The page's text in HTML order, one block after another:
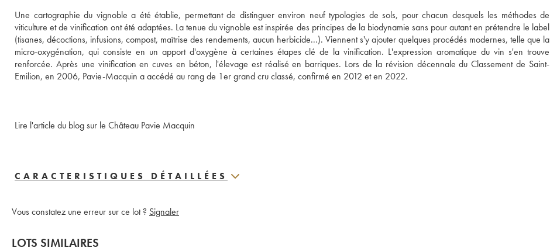
Une cartographie du vignoble a été établie, permettant de distinguer environ neuf typologies de sols, pour chacun desquels les méthodes de
viticulture et de vinification ont été adaptées. La tenue du vignoble est inspirée des principes de la biodynamie sans pour autant en prétendre le label
(tisanes, décoctions, infusions, compost, maîtrise des rendements, aucun herbicide...). Viennent s'y ajouter quelques procédés modernes, telle que la
micro-oxygénation, qui consiste en un apport d'oxygène à certaines étapes clé de la vinification. L'expression aromatique du vin s'en trouve
renforcée. Après une vinification en cuves en béton, l'élevage est réalisé en barriques. Lors de la révision décennale du Classement de Saint-
Emilion, en 2006, Pavie-Macquin a accédé au rang de 1er grand cru classé, confirmé en 2012 et en 2022.
Lire l'article du blog sur le Château Pavie Macquin
CARACTERISTIQUES DÉTAILLÉES
Vous constatez une erreur sur ce lot ? Signaler
LOTS SIMILAIRES